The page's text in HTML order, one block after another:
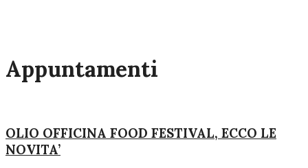
Appuntamenti
OLIO OFFICINA FOOD FESTIVAL, ECCO LE
NOVITA’